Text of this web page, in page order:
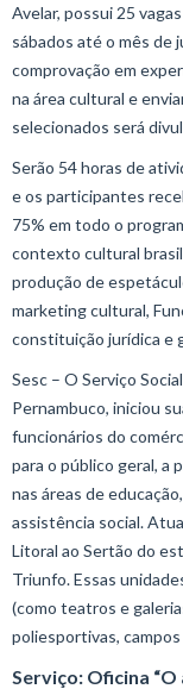
Avelar, possui 25
sábados até o mês de
comprovação em
na área cultural e
selecionados será
Serão 54 horas de
e os participantes
75% em todo o
contexto cultural
produção de
marketing cultural,
constituição jurídica e
Sesc – O Serviço
Pernambuco, iniciou
funcionários do
para o público geral, a
nas áreas de
assistência social.
Litoral ao Sertão do
Triunfo. Essas
(como teatros e
poliesportivas,
Serviço: Oficina